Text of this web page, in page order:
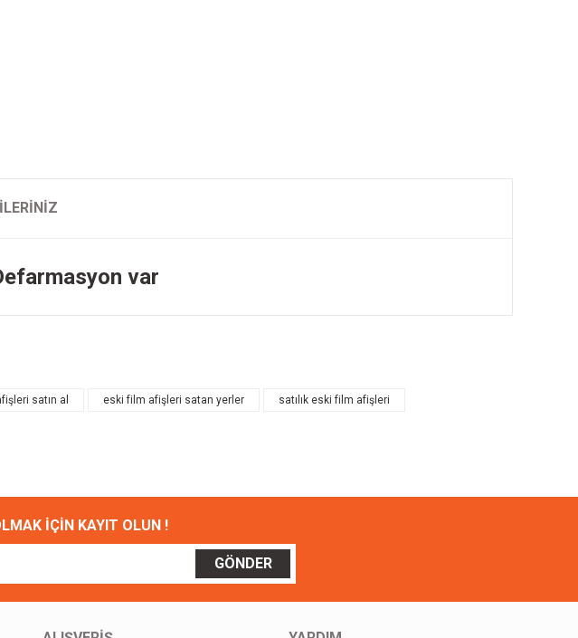
var
satın al eski film afişleri satan yerler satılık eski film afişleri
İÇİN KAYIT OLUN !
GÖNDER